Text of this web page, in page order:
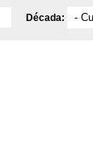
Década: